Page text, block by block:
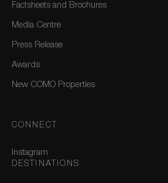
Factsheets and Brochures
Media Centre
Press Release
Awards
New COMO Properties
CONNECT
Instagram
DESTINATIONS